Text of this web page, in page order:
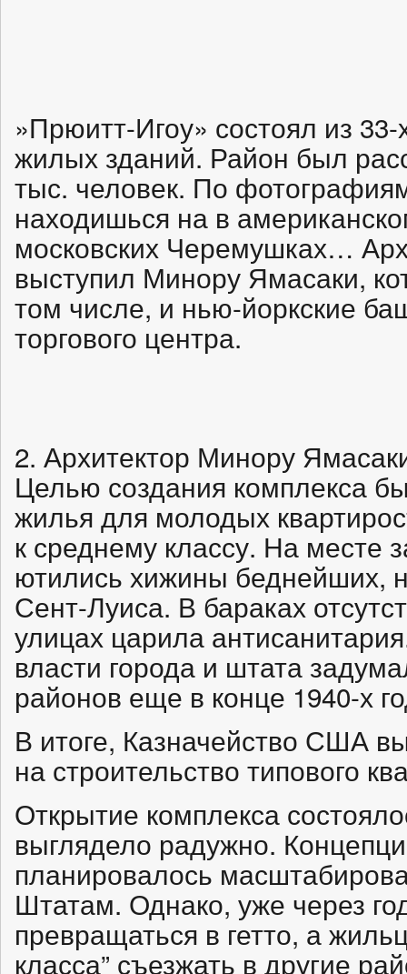
»Прюитт-Игоу» состоял из
жилых зданий. Район был
тыс. человек. По
находишься на в
московских Черемушках…
выступил Минору Ямасаки,
том числе, и нью-йоркские
торгового центра.
2. Архитектор Минору
Целью создания комплекса
жилья для молодых
к среднему классу. На месте
ютились хижины беднейших,
Сент-Луиса. В бараках
улицах царила
власти города и штата
районов еще в конце 1940-х
В итоге, Казначейство США
на строительство типового
Открытие комплекса
выглядело радужно.
планировалось
Штатам. Однако, уже через
превращаться в гетто, а
класса” съезжать в другие